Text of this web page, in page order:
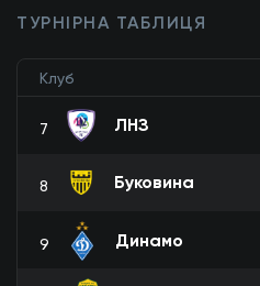
ТУРНІРНА ТАБЛИЦЯ
Клуб
7 ЛНЗ
8 Буковина
9 Динамо